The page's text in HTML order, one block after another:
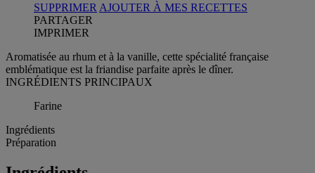
SUPPRIMER AJOUTER À MES RECETTES
PARTAGER
IMPRIMER
Aromatisée au rhum et à la vanille, cette spécialité française
emblématique est la friandise parfaite après le dîner.
INGRÉDIENTS PRINCIPAUX
Farine
Ingrédients
Préparation